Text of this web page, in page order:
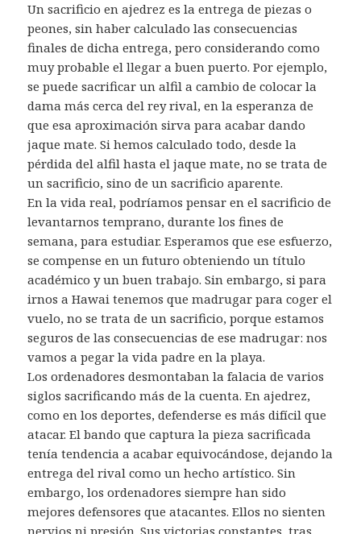
Un sacrificio en ajedrez es la entrega de piezas o
peones, sin haber calculado las consecuencias
finales de dicha entrega, pero considerando como
muy probable el llegar a buen puerto. Por ejemplo,
se puede sacrificar un alfil a cambio de colocar la
dama más cerca del rey rival, en la esperanza de
que esa aproximación sirva para acabar dando
jaque mate. Si hemos calculado todo, desde la
pérdida del alfil hasta el jaque mate, no se trata de
un sacrificio, sino de un sacrificio aparente.
En la vida real, podríamos pensar en el sacrificio de
levantarnos temprano, durante los fines de
semana, para estudiar. Esperamos que ese esfuerzo,
se compense en un futuro obteniendo un título
académico y un buen trabajo. Sin embargo, si para
irnos a Hawai tenemos que madrugar para coger el
vuelo, no se trata de un sacrificio, porque estamos
seguros de las consecuencias de ese madrugar: nos
vamos a pegar la vida padre en la playa.
Los ordenadores desmontaban la falacia de varios
siglos sacrificando más de la cuenta. En ajedrez,
como en los deportes, defenderse es más difícil que
atacar. El bando que captura la pieza sacrificada
tenía tendencia a acabar equivocándose, dejando la
entrega del rival como un hecho artístico. Sin
embargo, los ordenadores siempre han sido
mejores defensores que atacantes. Ellos no sienten